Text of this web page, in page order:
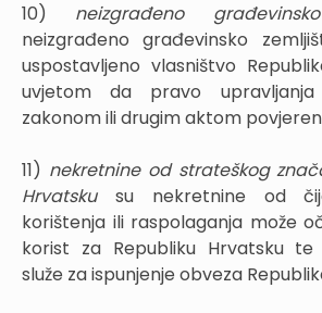
10) neizgrađeno
neizgrađeno građevinsko
uspostavljeno vlasništvo
uvjetom da pravo
zakonom ili drugim aktom
11) nekretnine od strateškog
Hrvatsku su nekretnine od
korištenja ili raspolaganja može
korist za Republiku Hrvatsku
služe za ispunjenje obveza